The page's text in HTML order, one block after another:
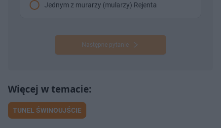
Jednym z murarzy (mularzy) Rejenta
Następne pytanie
TUNEL ŚWINOUJŚCIE